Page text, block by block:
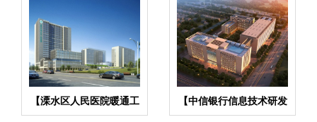
【溧水区人民医院暖通工
程项目】橡胶接头合同
【中信银行信息技术研发
基地】金属软管合同